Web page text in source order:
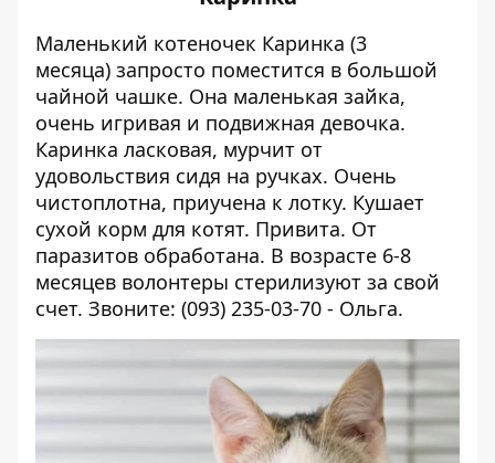
Маленький котеночек Каринка (3
месяца) запросто поместится в большой
чайной чашке. Она маленькая зайка,
очень игривая и подвижная девочка.
Каринка ласковая, мурчит от
удовольствия сидя на ручках. Очень
чистоплотна, приучена к лотку. Кушает
сухой корм для котят. Привита. От
паразитов обработана. В возрасте 6-8
месяцев волонтеры стерилизуют за свой
счет. Звоните: (093) 235-03-70 - Ольга.